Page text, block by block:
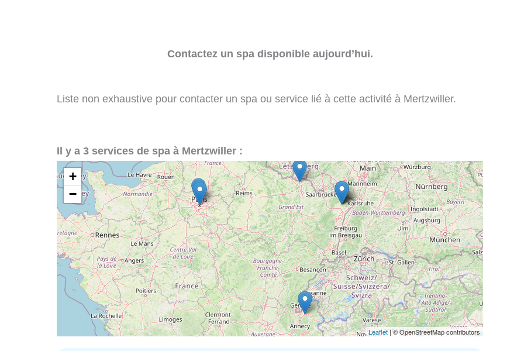
Contactez un spa disponible aujourd’hui.
Liste non exhaustive pour contacter un spa ou service lié à cette activité à Mertzwiller.
Il y a 3 services de spa à Mertzwiller :
+
−
Leaflet| © OpenStreetMap contributors